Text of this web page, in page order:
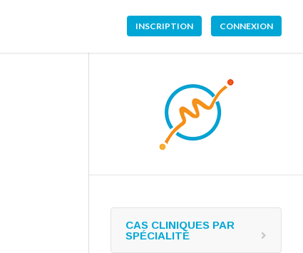
INSCRIPTION CONNEXION
CAS CLINIQUES PAR
SPÉCIALITÉ